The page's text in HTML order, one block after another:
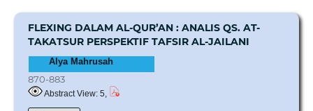
FLEXING DALAM AL-QUR’AN : ANALIS QS. AT-
TAKATSUR PERSPEKTIF TAFSIR AL-JAILANI
Alya Mahrusah
870-883
Abstract View: 5,